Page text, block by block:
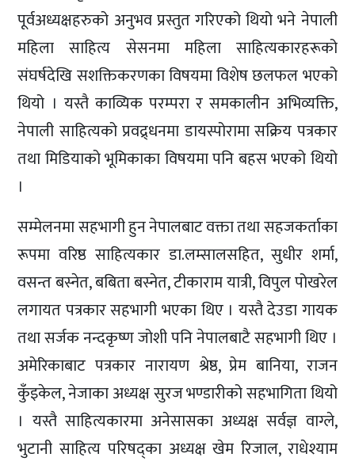
पूर्वअध्यक्षहरुको अनुभव प्रस्तुत गरिएको थियो भने नेपाली
महिला साहित्य सेसनमा महिला साहित्यकारहरूको
संघर्षदेखि सशक्तिकरणका विषयमा विशेष छलफल भएको
थियो । यस्तै काव्यिक परम्परा र समकालीन अभिव्यक्ति,
नेपाली साहित्यको प्रवद्र्धनमा डायस्पोरामा सक्रिय पत्रकार
तथा मिडियाको भूमिकाका विषयमा पनि बहस भएको थियो
।
सम्मेलनमा सहभागी हुन नेपालबाट वक्ता तथा सहजकर्ताका
रूपमा वरिष्ठ साहित्यकार डा.लम्सालसहित, सुधीर शर्मा,
वसन्त बस्नेत, बबिता बस्नेत, टीकाराम यात्री, विपुल पोखरेल
लगायत पत्रकार सहभागी भएका थिए । यस्तै देउडा गायक
तथा सर्जक नन्दकृष्ण जोशी पनि नेपालबाटै सहभागी थिए ।
अमेरिकाबाट पत्रकार नारायण श्रेष्ठ, प्रेम बानिया, राजन
कुँइकेल, नेजाका अध्यक्ष सुरज भण्डारीको सहभागिता थियो
। यस्तै साहित्यकारमा अनेसासका अध्यक्ष सर्वज्ञ वाग्ले,
भुटानी साहित्य परिषद्का अध्यक्ष खेम रिजाल, राधेश्याम